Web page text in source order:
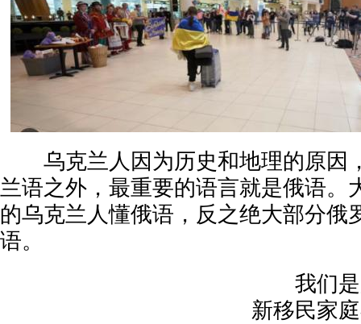
乌克兰人因为历史和地理的原因
兰语之外，最重要的语言就是俄语。
的乌克兰人懂俄语，反之绝大部分俄
语。
我们是
新移民家